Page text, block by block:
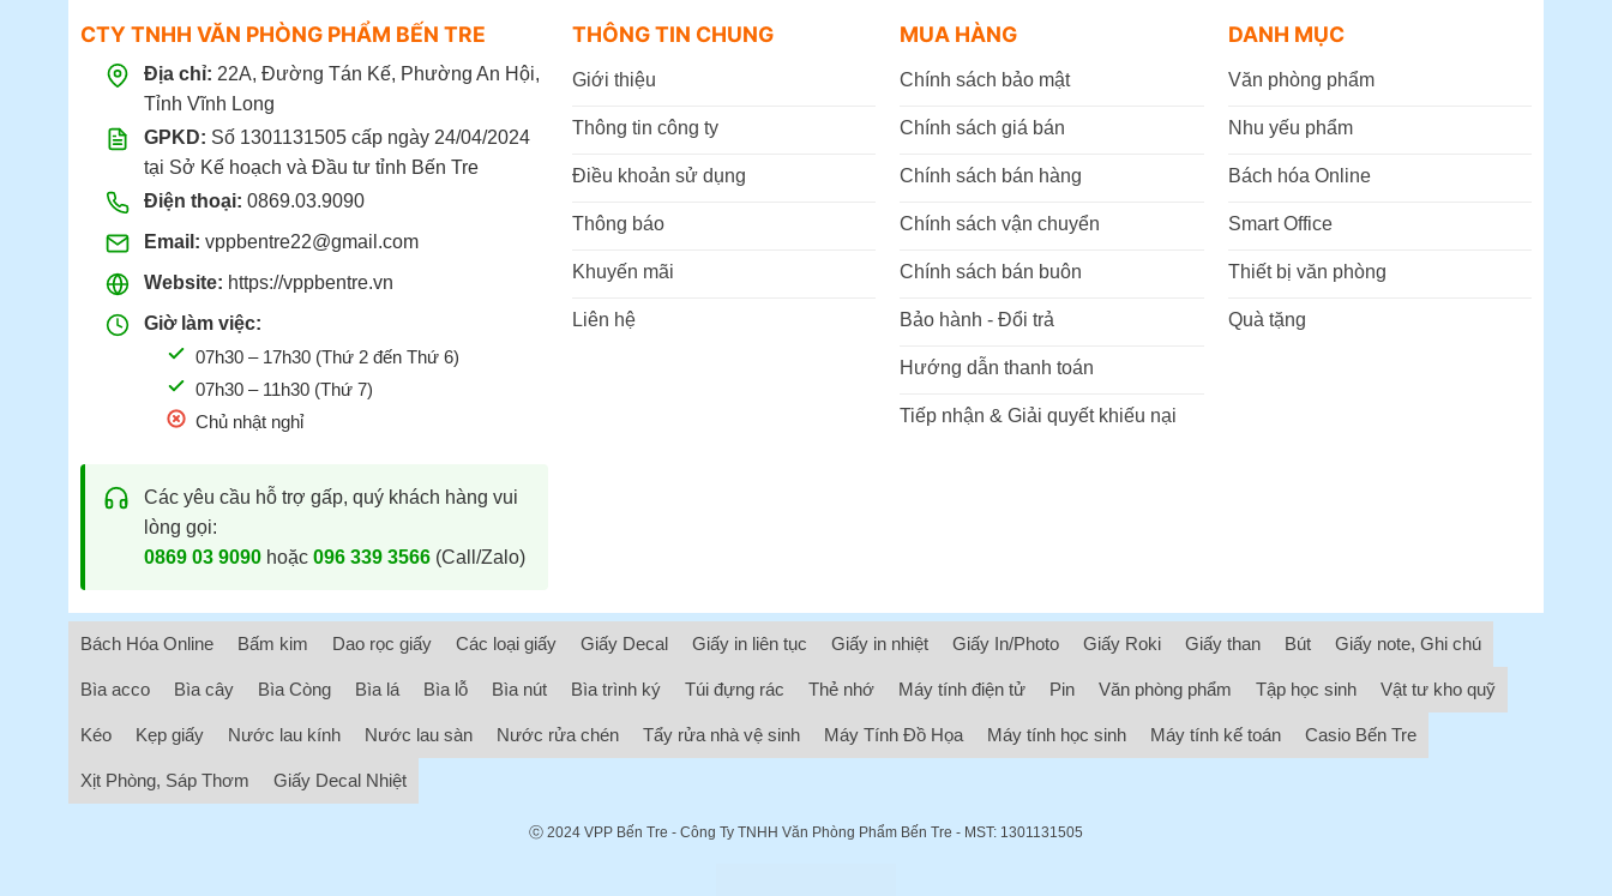
CTY TNHH VĂN PHÒNG PHẨM BẾN TRE
Địa chỉ: 22A, Đường Tán Kế, Phường An Hội,
Tỉnh Vĩnh Long
GPKD: Số 1301131505 cấp ngày 24/04/2024
tại Sở Kế hoạch và Đầu tư tỉnh Bến Tre
Điện thoại: 0869.03.9090
Email: vppbentre22@gmail.com
Website: https://vppbentre.vn
Giờ làm việc:
07h30 – 17h30 (Thứ 2 đến Thứ 6)
07h30 – 11h30 (Thứ 7)
Chủ nhật nghỉ
Các yêu cầu hỗ trợ gấp, quý khách hàng vui
lòng gọi:
0869 03 9090hoặc 096 339 3566(Call/Zalo)
THÔNG TIN CHUNG
Giới thiệu
Thông tin công ty
Điều khoản sử dụng
Thông báo
Khuyến mãi
Liên hệ
MUA HÀNG
Chính sách bảo mật
Chính sách giá bán
Chính sách bán hàng
Chính sách vận chuyển
Chính sách bán buôn
Bảo hành - Đổi trả
Hướng dẫn thanh toán
Tiếp nhận & Giải quyết khiếu nại
DANH MỤC
Văn phòng phẩm
Nhu yếu phẩm
Bách hóa Online
Smart Office
Thiết bị văn phòng
Quà tặng
Bách Hóa Online Bấm kim Dao rọc giấy Các loại giấy Giấy Decal Giấy in liên tục Giấy in nhiệt Giấy In/Photo Giấy Roki Giấy than Bút Giấy note, Ghi chú
Bìa acco Bìa cây Bìa Còng Bìa lá Bìa lỗ Bìa nút Bìa trình ký Túi đựng rác Thẻ nhớ Máy tính điện tử Pin Văn phòng phẩm Tập học sinh Vật tư kho quỹ
Kéo Kẹp giấy Nước lau kính Nước lau sàn Nước rửa chén Tẩy rửa nhà vệ sinh Máy Tính Đồ Họa Máy tính học sinh Máy tính kế toán Casio Bến Tre
Xịt Phòng, Sáp Thơm Giấy Decal Nhiệt
ⓒ 2024 VPP Bến Tre - Công Ty TNHH Văn Phòng Phẩm Bến Tre - MST: 1301131505